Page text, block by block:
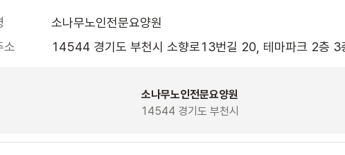
소나무노인전문요양원
소
14544 경기도 부천시 소향로13번길 20, 테마파크 2층 3
소나무노인전문요양원
14544 경기도 부천시